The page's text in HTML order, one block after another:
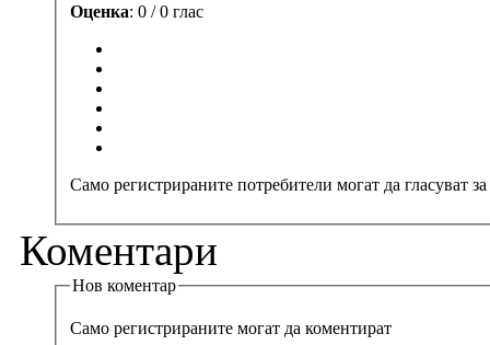
Оценка: 0 / 0 глас
Само регистрираните потребители могат да гласуват за
Коментари
Нов коментар
Само регистрираните могат да коментират